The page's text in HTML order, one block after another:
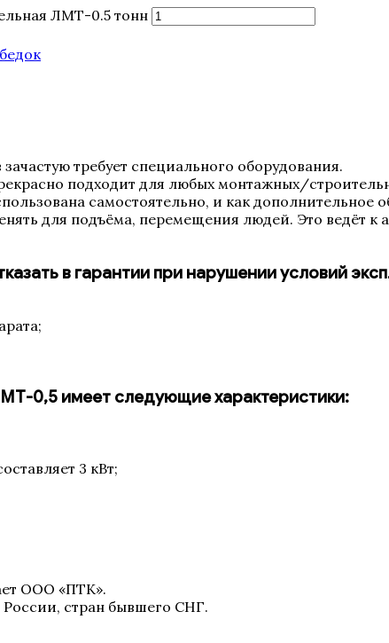
ЛМТ-0.5 тонн
требует специального оборудования.
подходит для любых монтажных/
самостоятельно, и как
для подъёма, перемещения людей. Это ведёт
в гарантии при нарушении условий
0,5 имеет следующие характеристики:
3 кВт;
ООО «ПТК».
России, стран бывшего СНГ.